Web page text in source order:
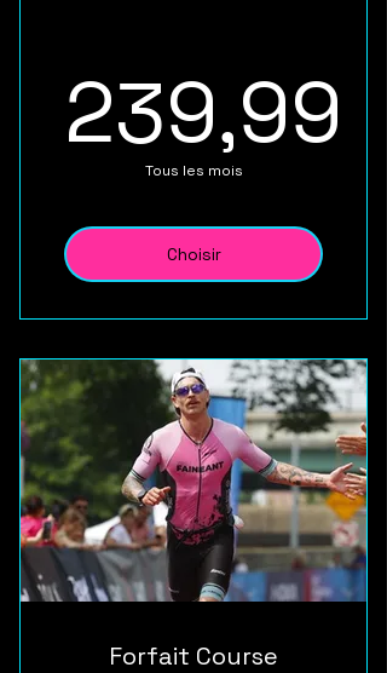
239,99
Tous les mois
Choisir
Forfait Course